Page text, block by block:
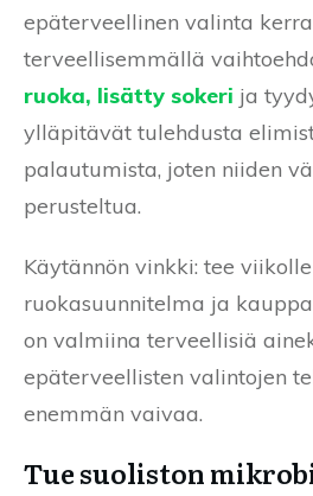
epäterveellinen valinta
terveellisemmällä
ruoka, lisätty sokeri ja
ylläpitävät tulehdusta
palautumista, joten niiden
perusteltua.
Käytännön vinkki: tee
ruokasuunnitelma ja
on valmiina terveellisiä
epäterveellisten valintojen
enemmän vaivaa.
Tue suoliston